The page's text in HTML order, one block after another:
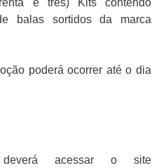
e três) Kits contendo
balas sortidos da marca
poderá ocorrer até o dia
acessar o site